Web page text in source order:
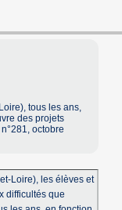
tous les ans,
des projets
octobre
Loire), les élèves et
difficultés que